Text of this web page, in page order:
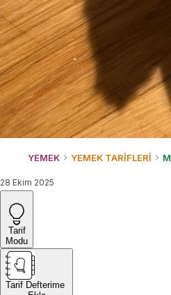
YEMEK YEMEK TARİFLERİ
28 Ekim 2025
Tarif
Modu
Tarif Defterime